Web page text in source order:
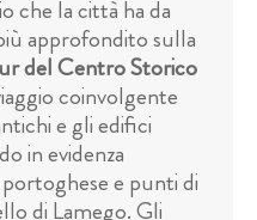
che la città ha da
approfondito sulla
del Centro Storico
coinvolgente
e gli edifici
in evidenza
e punti di
di Lamego. Gli